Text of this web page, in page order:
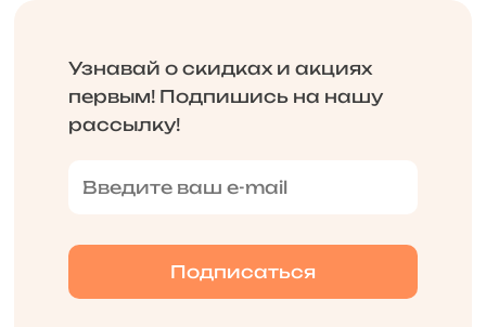
Узнавай о скидках и акциях
первым! Подпишись на нашу
рассылку!